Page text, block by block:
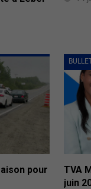
pour
TVA
juin